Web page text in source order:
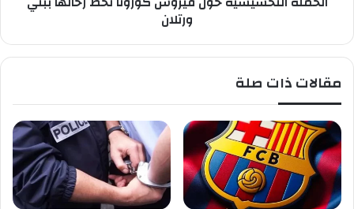
ض
ف
ي
و
س
ك
و
ر
س
ة
ح
ل
ف
ي
و
ورتلان
مقالات ذات صلة